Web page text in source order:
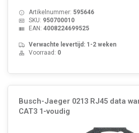
Artikelnummer: 595646
SKU: 950700010
EAN: 4008224699525
Verwachte levertijd: 1-2 weken
Voorraad: 0
Busch-Jaeger 0213 RJ45 data
CAT3 1-voudig